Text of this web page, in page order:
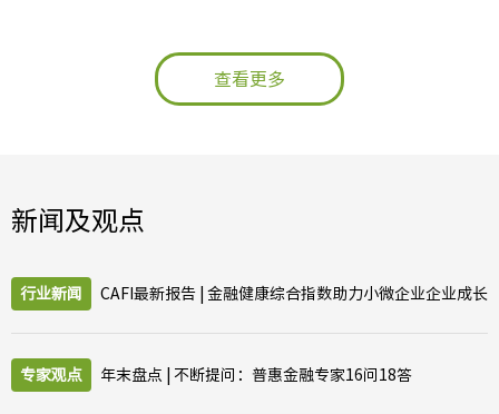
查看更多
新闻及观点
行业新闻 CAFI最新报告 | 金融健康综合指数助力小微企业企业成长
专家观点 年末盘点 | 不断提问：普惠金融专家16问18答